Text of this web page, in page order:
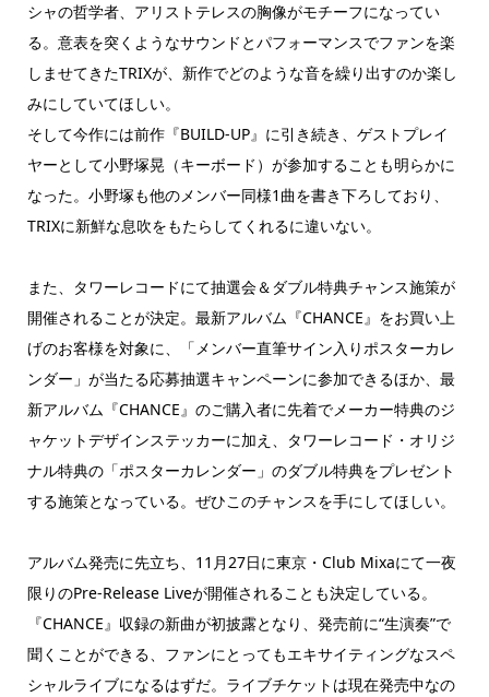
シャの哲学者、アリストテレスの胸像がモチーフになってい
る。意表を突くようなサウンドとパフォーマンスでファンを楽
しませてきたTRIXが、新作でどのような音を繰り出すのか楽し
みにしていてほしい。
そして今作には前作『BUILD-UP』に引き続き、ゲストプレイ
ヤーとして小野塚晃（キーボード）が参加することも明らかに
なった。小野塚も他のメンバー同様1曲を書き下ろしており、
TRIXに新鮮な息吹をもたらしてくれるに違いない。
また、タワーレコードにて抽選会＆ダブル特典チャンス施策が
開催されることが決定。最新アルバム『CHANCE』をお買い上
げのお客様を対象に、「メンバー直筆サイン入りポスターカレ
ンダー」が当たる応募抽選キャンペーンに参加できるほか、最
新アルバム『CHANCE』のご購入者に先着でメーカー特典のジ
ャケットデザインステッカーに加え、タワーレコード・オリジ
ナル特典の「ポスターカレンダー」のダブル特典をプレゼント
する施策となっている。ぜひこのチャンスを手にしてほしい。
アルバム発売に先立ち、11月27日に東京・Club Mixaにて一夜
限りのPre-Release Liveが開催されることも決定している。
『CHANCE』収録の新曲が初披露となり、発売前に“生演奏”で
聞くことができる、ファンにとってもエキサイティングなスペ
シャルライブになるはずだ。ライブチケットは現在発売中なの